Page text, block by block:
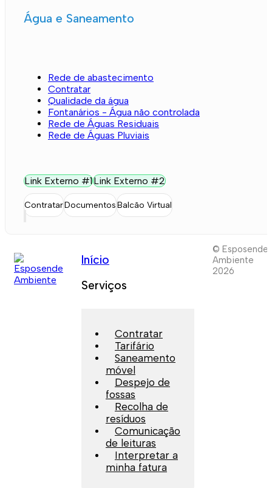
Água e Saneamento
Rede de abastecimento
Contratar
Qualidade da água
Fontanários - Água não controlada
Rede de Águas Residuais
Rede de Águas Pluviais
Link Externo #1Link Externo #2
ContratarDocumentosBalcão Virtual
Início
Serviços
Contratar
Tarifário
Saneamento
móvel
Despejo de
fossas
Recolha de
resíduos
Comunicação
de leituras
Interpretar a
minha fatura
© Esposende
Ambiente
2026